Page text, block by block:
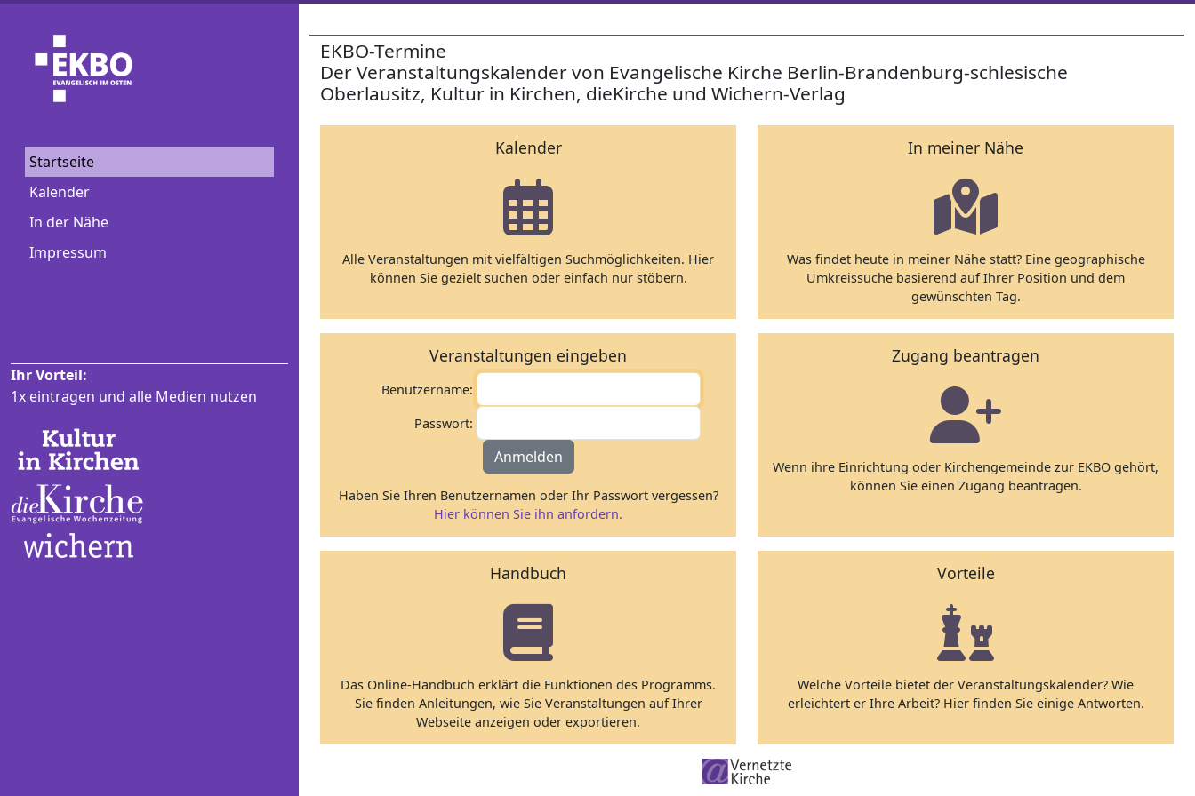
Startseite
Kalender
In der Nähe
Impressum
Ihr Vorteil:
1x eintragen und alle Medien nutzen
EKBO-Termine
Der Veranstaltungskalender von Evangelische Kirche Berlin-Brandenburg-schlesische
Oberlausitz, Kultur in Kirchen, dieKirche und Wichern-Verlag
Kalender
Alle Veranstaltungen mit vielfältigen Suchmöglichkeiten. Hier
können Sie gezielt suchen oder einfach nur stöbern.
In meiner Nähe
Was findet heute in meiner Nähe statt? Eine geographische
Umkreissuche basierend auf Ihrer Position und dem
gewünschten Tag.
Veranstaltungen eingeben
Benutzername:
Passwort:
Anmelden
Haben Sie Ihren Benutzernamen oder Ihr Passwort vergessen?
Hier können Sie ihn anfordern.
Zugang beantragen
Wenn ihre Einrichtung oder Kirchengemeinde zur EKBO gehört,
können Sie einen Zugang beantragen.
Handbuch
Das Online-Handbuch erklärt die Funktionen des Programms.
Sie finden Anleitungen, wie Sie Veranstaltungen auf Ihrer
Webseite anzeigen oder exportieren.
Vorteile
Welche Vorteile bietet der Veranstaltungskalender? Wie
erleichtert er Ihre Arbeit? Hier finden Sie einige Antworten.